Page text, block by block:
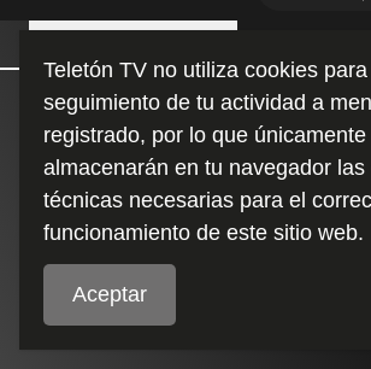
Conoce la inspiradora historia de Cris,
temprana edad y gracias a su
perseverancia, ha logrado grandes cosas.
su proceso y todas las metas que ha
lo pierdas! ????
Teletón TV no utiliza cookies para
seguimiento de tu actividad a
registrado, por lo que únicamente
almacenarán en tu navegador las
técnicas necesarias para el
funcionamiento de este sitio web.
Aceptar